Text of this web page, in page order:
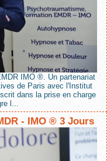
IMO ®. Un partenariat
de Paris avec l'Institut
dans la prise en charge
l...
- IMO ® 3 Jours